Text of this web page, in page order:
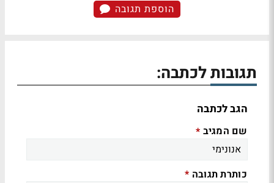
הוספת תגובה
תגובות לכתבה:
הגב לכתבה
שם המגיב *
כותרת תגובה *